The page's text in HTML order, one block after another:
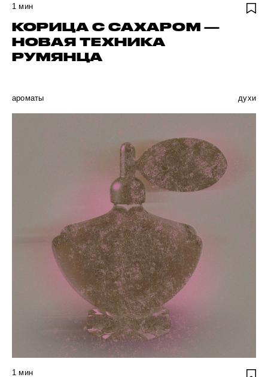
1 мин
КОРИЦА С САХАРОМ —
НОВАЯ ТЕХНИКА
РУМЯНЦА
ароматы духи
1 мин